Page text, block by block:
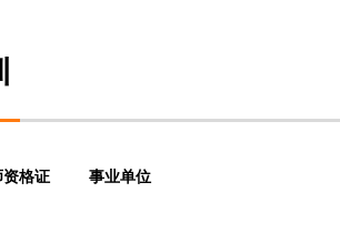
资格证 事业单位